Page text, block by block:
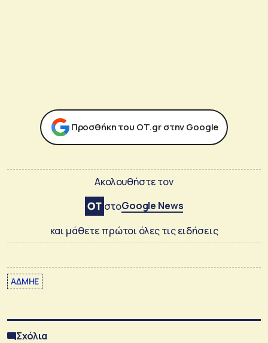
Προσθήκη του ΟΤ.gr στην Google
Ακολουθήστε τον
στοGoogle News
και μάθετε πρώτοι όλες τις ειδήσεις
ΑΔΜΗΕ
Σχόλια